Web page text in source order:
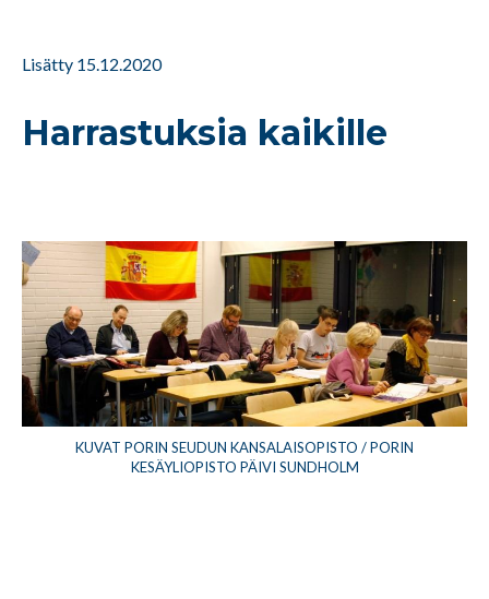
Lisätty 15.12.2020
Harrastuksia kaikille
KUVAT PORIN SEUDUN KANSALAISOPISTO / PORIN
KESÄYLIOPISTO PÄIVI SUNDHOLM